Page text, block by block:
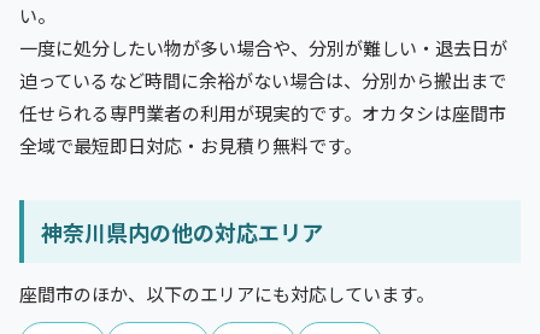
い。
一度に処分したい物が多い場合や、分別が難しい・退去日が
迫っているなど時間に余裕がない場合は、分別から搬出まで
任せられる専門業者の利用が現実的です。オカタシは座間市
全域で最短即日対応・お見積り無料です。
神奈川県内の他の対応エリア
座間市のほか、以下のエリアにも対応しています。